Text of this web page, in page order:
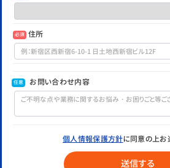
必須 住所
任意 お問い合わせ内容
個人情報保護方針に同意の上お